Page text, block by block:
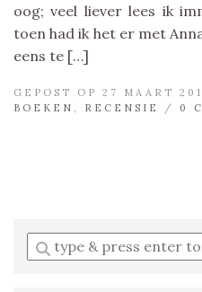
oog; veel liever lees ik
toen had ik het er met
eens te […]
GEPOST OP 27 MAART
BOEKEN
RECENSIE / 0
Enter
a